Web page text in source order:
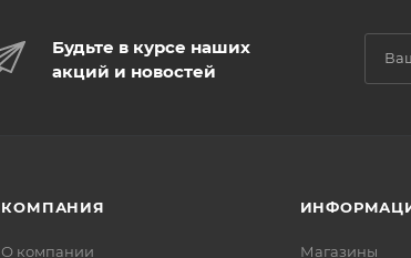
Будьте в курсе наших
акций и новостей
КОМПАНИЯ
О компании Магазины